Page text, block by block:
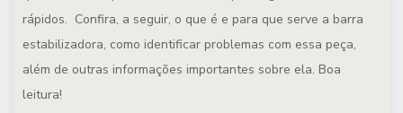
rápidos. Confira, a seguir, o que é e para que serve a barra
estabilizadora, como identificar problemas com essa peça,
além de outras informações importantes sobre ela. Boa
leitura!